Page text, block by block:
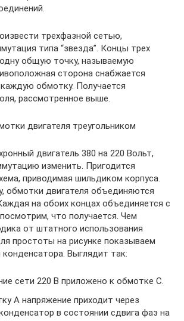
трехфазной сетью,
типа “звезда”. Концы трех
общую точку, называемую
сторона снабжается
обмотку. Получается
рассмотренное выше.
двигателя треугольником
двигатель 380 на 220 Вольт,
изменить. Пригодится
приводимая шильдиком корпуса.
обмотки двигателя объединяются
на обоих концах объединяется с
что получается. Чем
от штатного использования
простоты на рисунке показываем
Выглядит так:
сети 220 В приложено к обмотке С.
А напряжение приходит через
в состоянии сдвига фаз на